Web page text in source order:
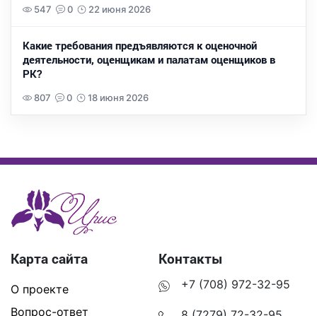
547 0 22 июня 2026
Какие требования предъявляются к оценочной
деятельности, оценщикам и палатам оценщиков в
РК?
807 0 18 июня 2026
Карта сайта
О проекте
Вопрос-ответ
Контакты
+7 (708) 972-32-95